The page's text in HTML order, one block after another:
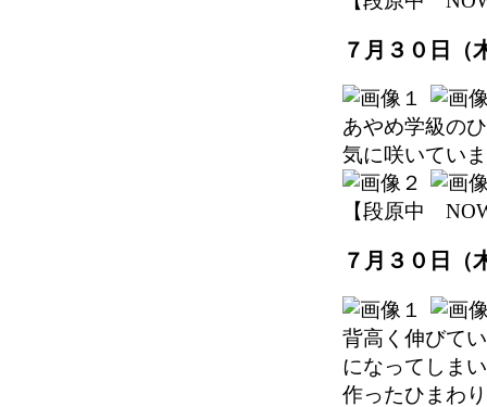
７月３０日（
あやめ学級の
気に咲いてい
【段原中
７月３０日（
背高く伸びて
になってしま
作ったひまわ